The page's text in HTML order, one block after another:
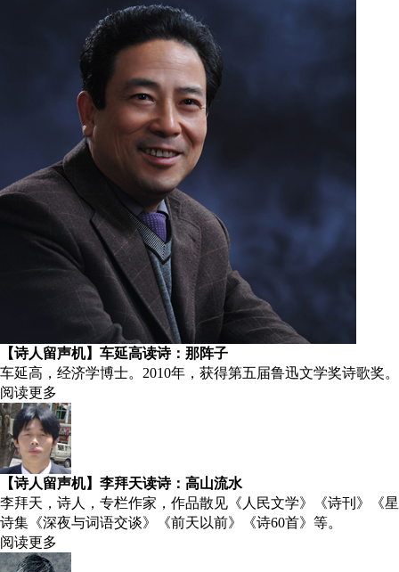
【诗人留声机】车延高读诗：那阵子
车延高，经济学博士。2010年，获得第五届鲁迅文学奖诗歌奖。
阅读更多
【诗人留声机】李拜天读诗：高山流水
李拜天，诗人，专栏作家，作品散见《人民文学》《诗刊》《
诗集《深夜与词语交谈》《前天以前》《诗60首》等。
阅读更多